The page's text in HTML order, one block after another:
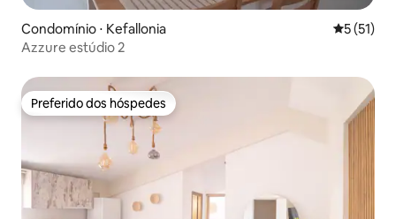
Condomínio ⋅ Kefallonia 5 de uma
5 (51)
Azzure estúdio 2
Preferido dos hóspedes
Preferido dos hóspedes